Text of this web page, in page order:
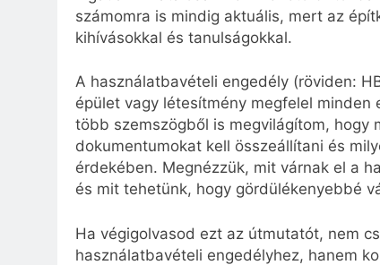
számomra is mindig aktuális, mert az
kihívásokkal és tanulságokkal.
A használatbavételi engedély (röviden:
épület vagy létesítmény megfelel minden
több szemszögből is megvilágítom, hogy
dokumentumokat kell összeállítani és
érdekében. Megnézzük, mit várnak el a
és mit tehetünk, hogy gördülékenyebbé
Ha végigolvasod ezt az útmutatót, nem
használatbavételi engedélyhez, hanem